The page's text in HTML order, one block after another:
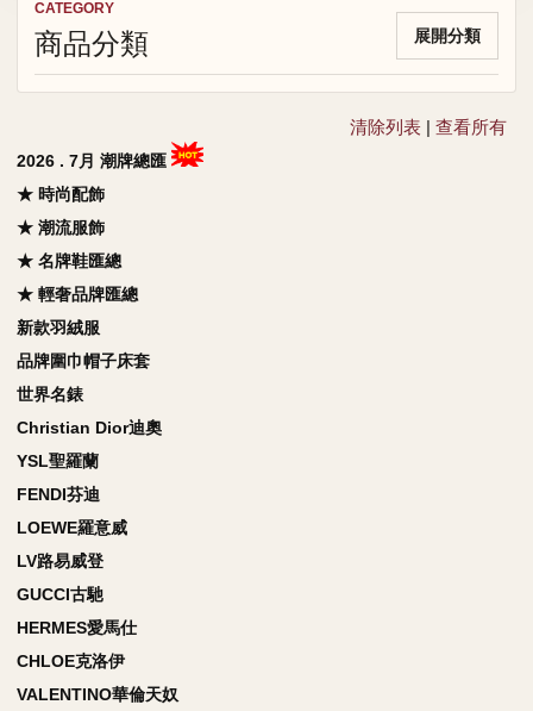
CATEGORY
商品分類 展開分類
清除列表 | 查看所有
2026 . 7月 潮牌總匯
★ 時尚配飾
★ 潮流服飾
★ 名牌鞋匯總
★ 輕奢品牌匯總
新款羽絨服
品牌圍巾帽子床套
世界名錶
Christian Dior迪奧
YSL聖羅蘭
FENDI芬迪
LOEWE羅意威
LV路易威登
GUCCI古馳
HERMES愛馬仕
CHLOE克洛伊
VALENTINO華倫天奴